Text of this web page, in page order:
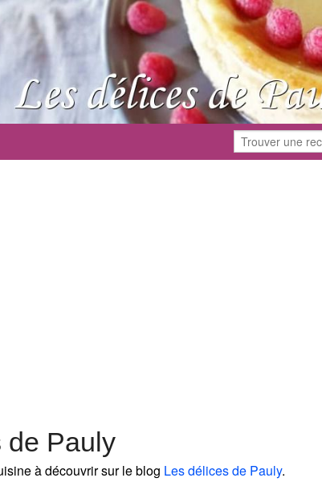
de Pauly
à découvrir sur le blog Les délices de Pauly.